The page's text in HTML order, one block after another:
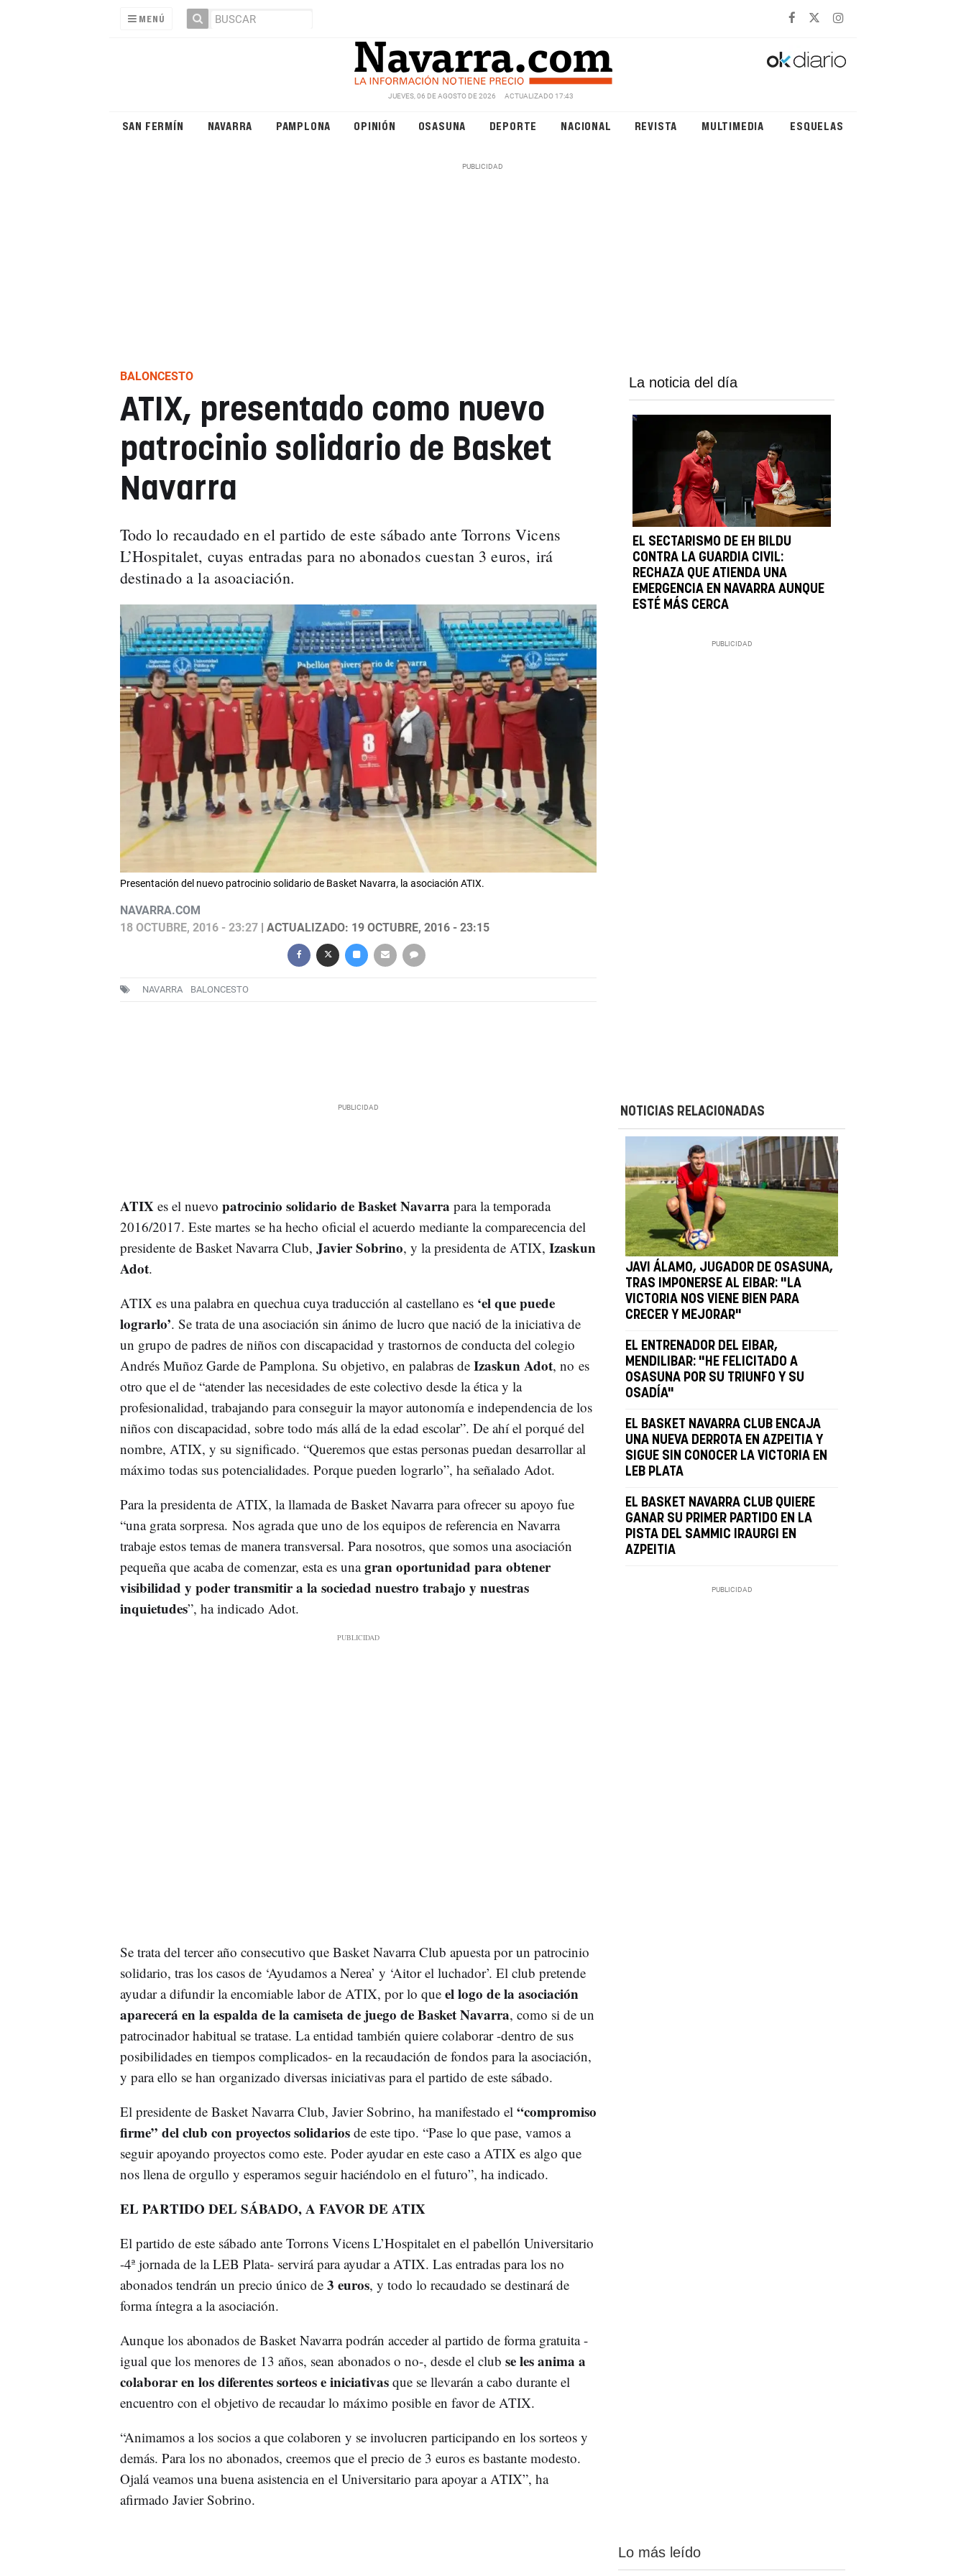
MENÚ
JUEVES, 06 DE AGOSTO DE 2026 ACTUALIZADO 17:43
SAN FERMÍN NAVARRA PAMPLONA OPINIÓN OSASUNA DEPORTE NACIONAL REVISTA MULTIMEDIA ESQUELAS
BALONCESTO
ATIX, presentado como nuevo
patrocinio solidario de Basket
Navarra
Todo lo recaudado en el partido de este sábado ante Torrons Vicens
L’Hospitalet, cuyas entradas para no abonados cuestan 3 euros, irá
destinado a la asoaciación.
Presentación del nuevo patrocinio solidario de Basket Navarra, la asociación ATIX.
NAVARRA.COM
18 OCTUBRE, 2016 - 23:27| ACTUALIZADO: 19 OCTUBRE, 2016 - 23:15
NAVARRA BALONCESTO
La noticia del día
EL SECTARISMO DE EH BILDU
CONTRA LA GUARDIA CIVIL:
RECHAZA QUE ATIENDA UNA
EMERGENCIA EN NAVARRA AUNQUE
ESTÉ MÁS CERCA
ATIX es el nuevo patrocinio solidario de Basket Navarra para la temporada
2016/2017. Este martes se ha hecho oficial el acuerdo mediante la comparecencia del
presidente de Basket Navarra Club, Javier Sobrino, y la presidenta de ATIX, Izaskun
Adot.
ATIX es una palabra en quechua cuya traducción al castellano es‘el que puede
lograrlo’. Se trata de una asociación sin ánimo de lucro que nació de la iniciativa de
un grupo de padres de niños con discapacidad y trastornos de conducta del colegio
Andrés Muñoz Garde de Pamplona. Su objetivo, en palabras de Izaskun Adot, no es
otro que el de “atender las necesidades de este colectivo desde la ética y la
profesionalidad, trabajando para conseguir la mayor autonomía e independencia de los
niños con discapacidad, sobre todo más allá de la edad escolar”. De ahí el porqué del
nombre, ATIX, y su significado. “Queremos que estas personas puedan desarrollar al
máximo todas sus potencialidades. Porque pueden lograrlo”, ha señalado Adot.
Para la presidenta de ATIX, la llamada de Basket Navarra para ofrecer su apoyo fue
“una grata sorpresa. Nos agrada que uno de los equipos de referencia en Navarra
trabaje estos temas de manera transversal. Para nosotros, que somos una asociación
pequeña que acaba de comenzar, esta es unagran oportunidad para obtener
visibilidad y poder transmitir a la sociedad nuestro trabajo y nuestras
inquietudes”, ha indicado Adot.
Se trata del tercer año consecutivo que Basket Navarra Club apuesta por un patrocinio
solidario, tras los casos de ‘Ayudamos a Nerea’ y ‘Aitor el luchador’. El club pretende
ayudar a difundir la encomiable labor de ATIX, por lo que el logo de la asociación
aparecerá en la espalda de la camiseta de juego de Basket Navarra, como si de un
patrocinador habitual se tratase. La entidad también quiere colaborar -dentro de sus
posibilidades en tiempos complicados- en la recaudación de fondos para la asociación,
y para ello se han organizado diversas iniciativas para el partido de este sábado.
El presidente de Basket Navarra Club, Javier Sobrino, ha manifestado el “compromiso
firme” del club con proyectos solidarios de este tipo. “Pase lo que pase, vamos a
seguir apoyando proyectos como este. Poder ayudar en este caso a ATIX es algo que
nos llena de orgullo y esperamos seguir haciéndolo en el futuro”, ha indicado.
EL PARTIDO DEL SÁBADO, A FAVOR DE ATIX
El partido de este sábado ante Torrons Vicens L’Hospitalet en el pabellón Universitario
-4ª jornada de la LEB Plata- servirá para ayudar a ATIX. Las entradas para los no
abonados tendrán un precio único de 3 euros, y todo lo recaudado se destinará de
forma íntegra a la asociación.
Aunque los abonados de Basket Navarra podrán acceder al partido de forma gratuita -
igual que los menores de 13 años, sean abonados o no-, desde el club se les anima a
colaborar en los diferentes sorteos e iniciativasque se llevarán a cabo durante el
encuentro con el objetivo de recaudar lo máximo posible en favor de ATIX.
“Animamos a los socios a que colaboren y se involucren participando en los sorteos y
demás. Para los no abonados, creemos que el precio de 3 euros es bastante modesto.
Ojalá veamos una buena asistencia en el Universitario para apoyar a ATIX”, ha
afirmado Javier Sobrino.
NOTICIAS RELACIONADAS
JAVI ÁLAMO, JUGADOR DE OSASUNA,
TRAS IMPONERSE AL EIBAR: "LA
VICTORIA NOS VIENE BIEN PARA
CRECER Y MEJORAR"
EL ENTRENADOR DEL EIBAR,
MENDILIBAR: "HE FELICITADO A
OSASUNA POR SU TRIUNFO Y SU
OSADÍA"
EL BASKET NAVARRA CLUB ENCAJA
UNA NUEVA DERROTA EN AZPEITIA Y
SIGUE SIN CONOCER LA VICTORIA EN
LEB PLATA
EL BASKET NAVARRA CLUB QUIERE
GANAR SU PRIMER PARTIDO EN LA
PISTA DEL SAMMIC IRAURGI EN
AZPEITIA
Lo más leído